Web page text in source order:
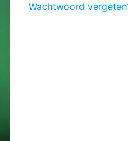
Wachtwoord